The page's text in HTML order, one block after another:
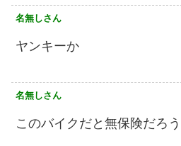
名無しさん
ヤンキーか
名無しさん
このバイクだと無保険だろう